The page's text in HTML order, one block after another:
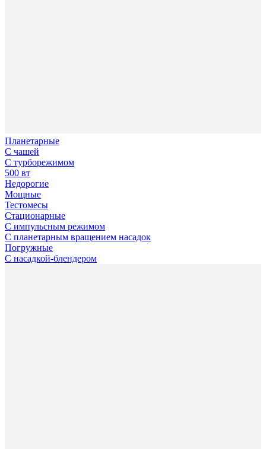
Планетарные
С чашей
С турборежимом
500 вт
Недорогие
Мощные
Тестомесы
Стационарные
С импульсным режимом
С планетарным вращением насадок
Погружные
С насадкой-блендером